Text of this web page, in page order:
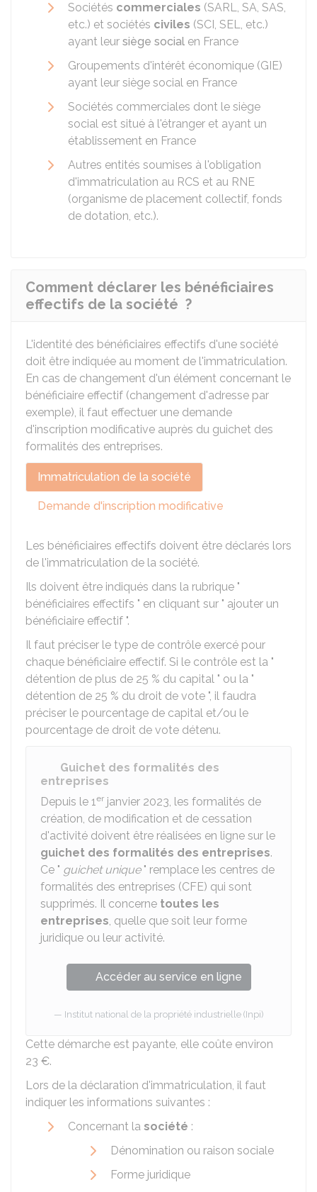
Sociétés commerciales (SARL, SA, SAS,
etc.) et sociétés civiles (SCI, SEL, etc.)
ayant leur siège social en France
Groupements d'intérêt économique (GIE)
ayant leur siège social en France
Sociétés commerciales dont le siège
social est situé à l'étranger et ayant un
établissement en France
Autres entités soumises à l'obligation
d'immatriculation au RCS et au RNE
(organisme de placement collectif, fonds
de dotation, etc.).
Comment déclarer les bénéficiaires
effectifs de la société ?
L'identité des bénéficiaires effectifs d'une société
doit être indiquée au moment de l'immatriculation.
En cas de changement d'un élément concernant le
bénéficiaire effectif (changement d'adresse par
exemple), il faut effectuer une demande
d'inscription modificative auprès du guichet des
formalités des entreprises.
Immatriculation de la société
Demande d'inscription modificative
Les bénéficiaires effectifs doivent être déclarés lors
de l'immatriculation de la société.
Ils doivent être indiqués dans la rubrique "
bénéficiaires effectifs " en cliquant sur " ajouter un
bénéficiaire effectif ".
Il faut préciser le type de contrôle exercé pour
chaque bénéficiaire effectif. Si le contrôle est la "
détention de plus de 25 % du capital " ou la "
détention de 25 % du droit de vote ", il faudra
préciser le pourcentage de capital et/ou le
pourcentage de droit de vote détenu.
Guichet des formalités des
entreprises
Depuis le 1er janvier 2023, les formalités de
création, de modification et de cessation
d'activité doivent être réalisées en ligne sur le
guichet des formalités des entreprises.
Ce " guichet unique" remplace les centres de
formalités des entreprises (CFE) qui sont
supprimés. Il concerne toutes les
entreprises, quelle que soit leur forme
juridique ou leur activité.
Accéder au service en ligne
Institut national de la propriété industrielle (Inpi)
Cette démarche est payante, elle coûte environ
23 €.
Lors de la déclaration d'immatriculation, il faut
indiquer les informations suivantes :
Concernant la société :
Dénomination ou raison sociale
Forme juridique